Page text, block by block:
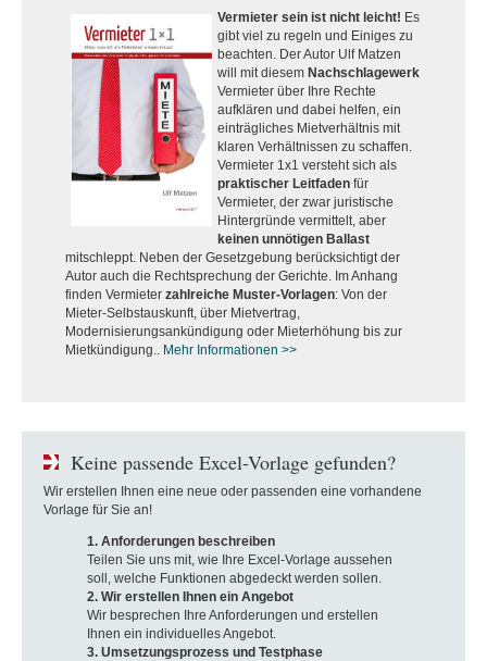
Vermieter sein ist nicht leicht! Es
gibt viel zu regeln und Einiges zu
beachten. Der Autor Ulf Matzen
will mit diesem Nachschlagewerk
Vermieter über Ihre Rechte
aufklären und dabei helfen, ein
einträgliches Mietverhältnis mit
klaren Verhältnissen zu schaffen.
Vermieter 1x1 versteht sich als
praktischer Leitfaden für
Vermieter, der zwar juristische
Hintergründe vermittelt, aber
keinen unnötigen Ballast
mitschleppt. Neben der Gesetzgebung berücksichtigt der
Autor auch die Rechtsprechung der Gerichte. Im Anhang
finden Vermieter zahlreiche Muster-Vorlagen: Von der
Mieter-Selbstauskunft, über Mietvertrag,
Modernisierungsankündigung oder Mieterhöhung bis zur
Mietkündigung.. Mehr Informationen >>
Keine passende Excel-Vorlage gefunden?
Wir erstellen Ihnen eine neue oder passenden eine vorhandene
Vorlage für Sie an!
1. Anforderungen beschreiben
Teilen Sie uns mit, wie Ihre Excel-Vorlage aussehen
soll, welche Funktionen abgedeckt werden sollen.
2. Wir erstellen Ihnen ein Angebot
Wir besprechen Ihre Anforderungen und erstellen
Ihnen ein individuelles Angebot.
3. Umsetzungsprozess und Testphase